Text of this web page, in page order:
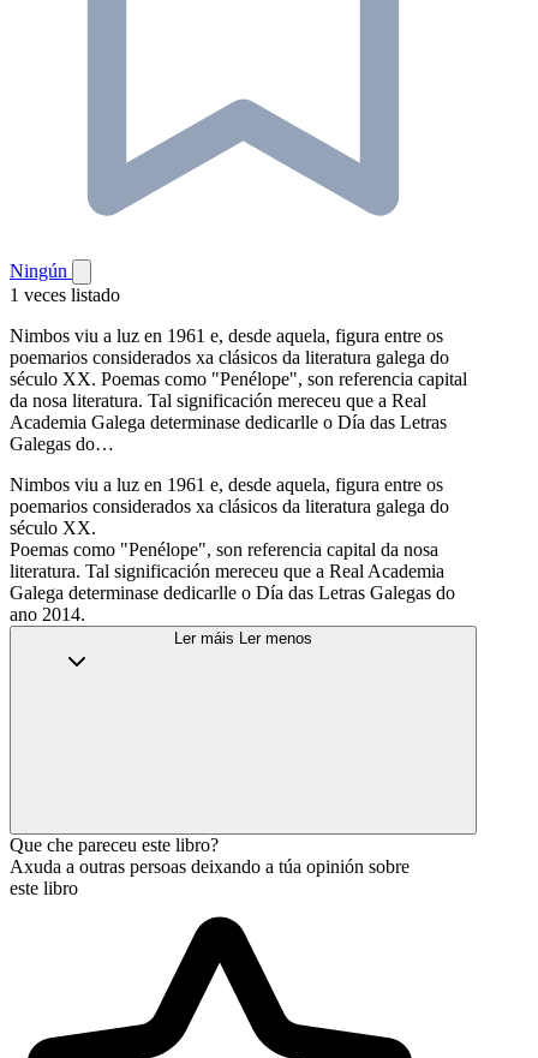
Ningún
1 veces listado
Nimbos viu a luz en 1961 e, desde aquela, figura entre os
poemarios considerados xa clásicos da literatura galega do
século XX. Poemas como "Penélope", son referencia capital
da nosa literatura. Tal significación mereceu que a Real
Academia Galega determinase dedicarlle o Día das Letras
Galegas do…
Nimbos viu a luz en 1961 e, desde aquela, figura entre os
poemarios considerados xa clásicos da literatura galega do
século XX.
Poemas como "Penélope", son referencia capital da nosa
literatura. Tal significación mereceu que a Real Academia
Galega determinase dedicarlle o Día das Letras Galegas do
ano 2014.
Ler máis Ler menos
Que che pareceu este libro?
Axuda a outras persoas deixando a túa opinión sobre
este libro